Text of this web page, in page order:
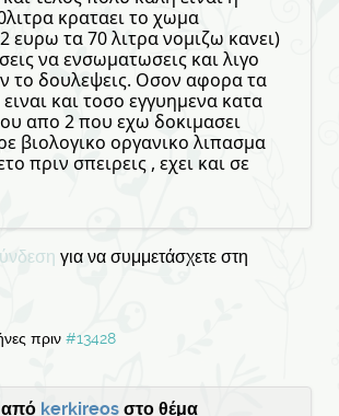
κραταει το χωμα
ευρω τα 70 λιτρα νομιζω κανει)
να ενσωματωσεις και λιγο
το δουλεψεις. Οσον αφορα τα
και τοσο εγγυημενα κατα
απο 2 που εχω δοκιμασει
βιολογικο οργανικο λιπασμα
πριν σπειρεις , εχει και σε
για να συμμετάσχετε στη
πριν #13428
από kerkireos στο θέμα